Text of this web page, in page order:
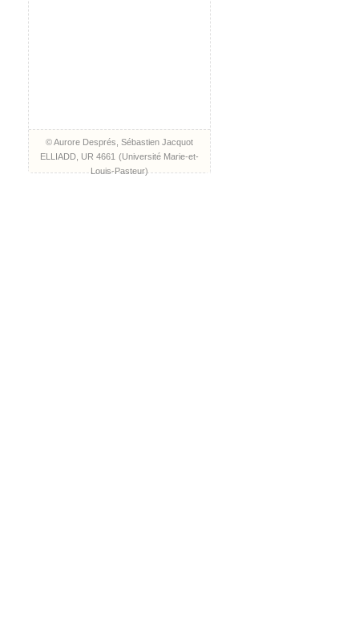
© Aurore Després, Sébastien Jacquot
ELLIADD, UR 4661 (Université Marie-et-
Louis-Pasteur)